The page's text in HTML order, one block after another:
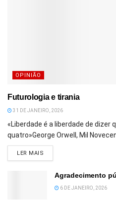
OPINIÃO
Futurologia e tirania
31 DE JANEIRO, 2026
«Liberdade é a liberdade de dizer
quatro»George Orwell, Mil
LER MAIS
Agradecimento
6 DE JANEIRO, 2026